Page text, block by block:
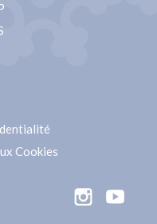
Cookies